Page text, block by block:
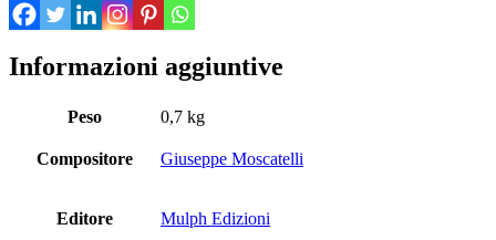
Informazioni aggiuntive
Peso 0,7 kg
Compositore Giuseppe Moscatelli
Editore Mulph Edizioni